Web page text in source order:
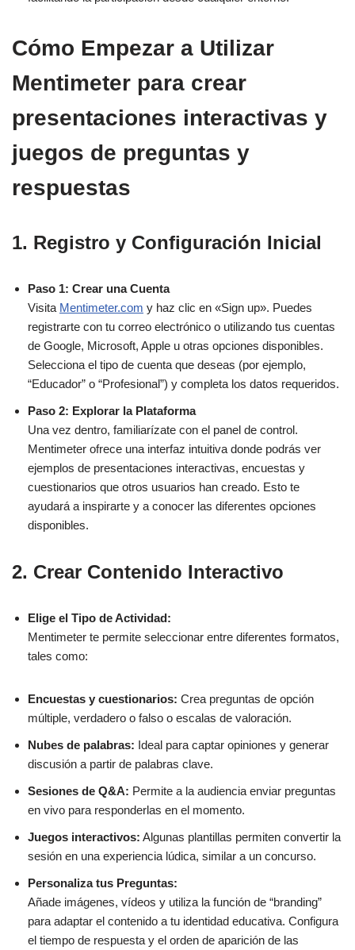
Cómo Empezar a Utilizar
Mentimeter para crear
presentaciones interactivas y
juegos de preguntas y
respuestas
1. Registro y Configuración Inicial
Paso 1: Crear una Cuenta
Visita Mentimeter.com y haz clic en «Sign up». Puedes
registrarte con tu correo electrónico o utilizando tus cuentas
de Google, Microsoft, Apple u otras opciones disponibles.
Selecciona el tipo de cuenta que deseas (por ejemplo,
“Educador” o “Profesional”) y completa los datos requeridos.
Paso 2: Explorar la Plataforma
Una vez dentro, familiarízate con el panel de control.
Mentimeter ofrece una interfaz intuitiva donde podrás ver
ejemplos de presentaciones interactivas, encuestas y
cuestionarios que otros usuarios han creado. Esto te
ayudará a inspirarte y a conocer las diferentes opciones
disponibles.
2. Crear Contenido Interactivo
Elige el Tipo de Actividad:
Mentimeter te permite seleccionar entre diferentes formatos,
tales como:
Encuestas y cuestionarios: Crea preguntas de opción
múltiple, verdadero o falso o escalas de valoración.
Nubes de palabras: Ideal para captar opiniones y generar
discusión a partir de palabras clave.
Sesiones de Q&A: Permite a la audiencia enviar preguntas
en vivo para responderlas en el momento.
Juegos interactivos: Algunas plantillas permiten convertir la
sesión en una experiencia lúdica, similar a un concurso.
Personaliza tus Preguntas:
Añade imágenes, vídeos y utiliza la función de “branding”
para adaptar el contenido a tu identidad educativa. Configura
el tiempo de respuesta y el orden de aparición de las